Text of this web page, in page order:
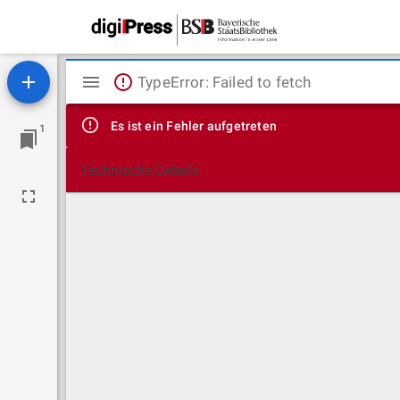
1
Mirador
Viewer
TypeError: Failed to fetch
Es ist ein Fehler aufgetreten
Technische Details